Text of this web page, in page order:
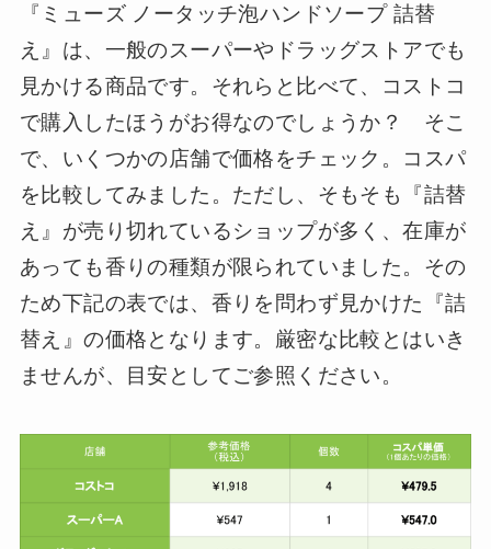
『ミューズ ノータッチ泡ハンドソープ 詰替
え』は、一般のスーパーやドラッグストアでも
見かける商品です。それらと比べて、コストコ
で購入したほうがお得なのでしょうか？ そこ
で、いくつかの店舗で価格をチェック。コスパ
を比較してみました。ただし、そもそも『詰替
え』が売り切れているショップが多く、在庫が
あっても香りの種類が限られていました。その
ため下記の表では、香りを問わず見かけた『詰
替え』の価格となります。厳密な比較とはいき
ませんが、目安としてご参照ください。